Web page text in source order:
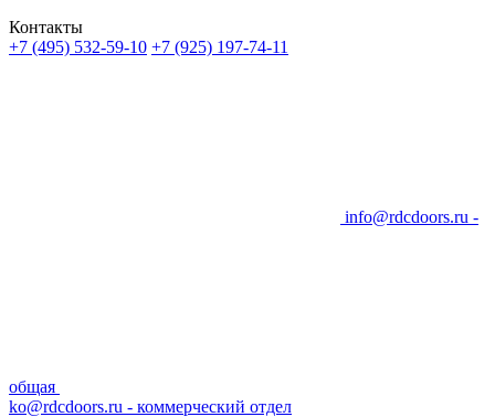
Контакты
+7 (495) 532-59-10 +7 (925) 197-74-11
info@rdcdoors.ru -
общая
ko@rdcdoors.ru - коммерческий отдел